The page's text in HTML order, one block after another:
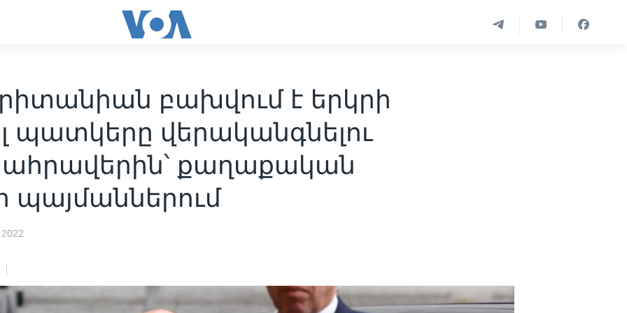
բախվում է երկրի
պատկերը վերականգնելու
քաղաքական
պայմաններում